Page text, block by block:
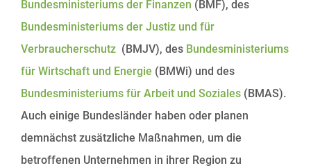
Bundesministeriums der Finanzen (BMF), des
Bundesministeriums der Justiz und für
Verbraucherschutz (BMJV), des Bundesministeriums
für Wirtschaft und Energie (BMWi) und des
Bundesministeriums für Arbeit und Soziales (BMAS).
Auch einige Bundesländer haben oder planen
demnächst zusätzliche Maßnahmen, um die
betroffenen Unternehmen in ihrer Region zu